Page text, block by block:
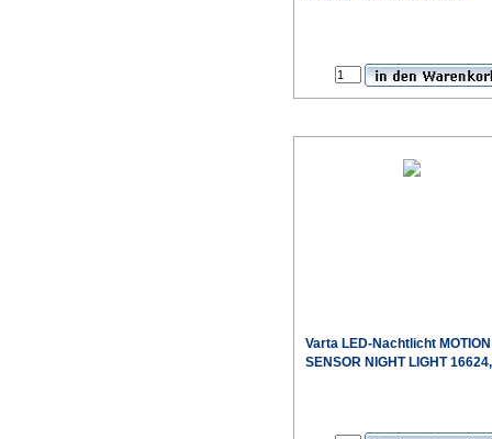
Varta LED-Nachtlicht MOTION
SENSOR NIGHT LIGHT